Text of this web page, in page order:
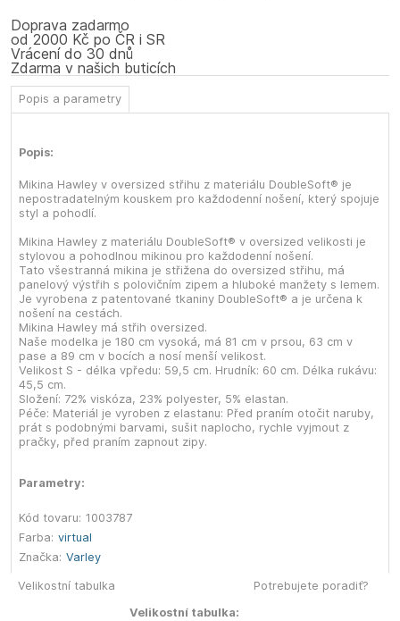
Doprava zadarmo
od 2000 Kč po ČR i SR
Vrácení do 30 dnů
Zdarma v našich buticích
Popis a parametry
Popis:
Mikina Hawley v oversized střihu z materiálu DoubleSoft® je
nepostradatelným kouskem pro každodenní nošení, který spojuje
styl a pohodlí.
Mikina Hawley z materiálu DoubleSoft® v oversized velikosti je
stylovou a pohodlnou mikinou pro každodenní nošení.
Tato všestranná mikina je střižena do oversized střihu, má
panelový výstřih s polovičním zipem a hluboké manžety s lemem.
Je vyrobena z patentované tkaniny DoubleSoft® a je určena k
nošení na cestách.
Mikina Hawley má střih oversized.
Naše modelka je 180 cm vysoká, má 81 cm v prsou, 63 cm v
pase a 89 cm v bocích a nosí menší velikost.
Velikost S - délka vpředu: 59,5 cm. Hrudník: 60 cm. Délka rukávu:
45,5 cm.
Složení: 72% viskóza, 23% polyester, 5% elastan.
Péče: Materiál je vyroben z elastanu: Před praním otočit naruby,
prát s podobnými barvami, sušit naplocho, rychle vyjmout z
pračky, před praním zapnout zipy.
Parametry:
Kód tovaru: 1003787
Farba: virtual
Značka: Varley
Velikostní tabulka
Velikostní tabulka:
Potrebujete poradiť?